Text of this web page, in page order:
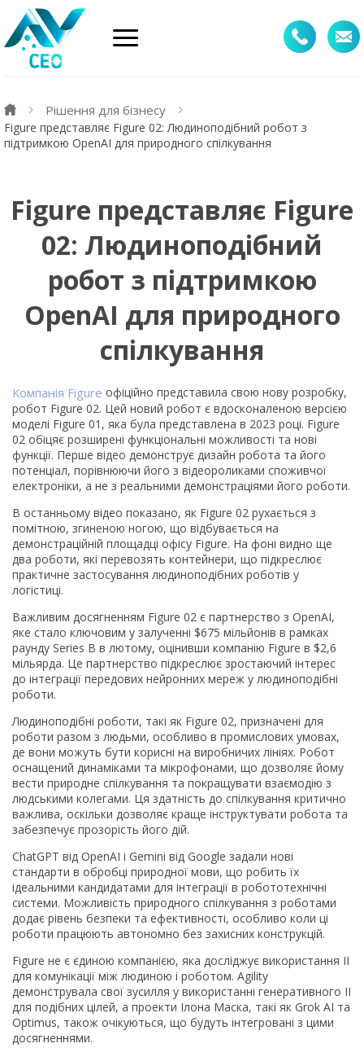
Рішення для бізнесу
Figure представляє Figure 02: Людиноподібний робот з
підтримкою OpenAI для природного спілкування
Figure представляє Figure
02: Людиноподібний
робот з підтримкою
OpenAI для природного
спілкування
Компанія Figure офіційно представила свою нову розробку,
робот Figure 02. Цей новий робот є вдосконаленою версією
моделі Figure 01, яка була представлена в 2023 році. Figure
02 обіцяє розширені функціональні можливості та нові
функції. Перше відео демонструє дизайн робота та його
потенціал, порівнюючи його з відеороликами споживчої
електроніки, а не з реальними демонстраціями його роботи.
В останньому відео показано, як Figure 02 рухається з
помітною, згиненою ногою, що відбувається на
демонстраційній площадці офісу Figure. На фоні видно ще
два роботи, які перевозять контейнери, що підкреслює
практичне застосування людиноподібних роботів у
логістиці.
Важливим досягненням Figure 02 є партнерство з OpenAI,
яке стало ключовим у залученні $675 мільйонів в рамках
раунду Series B в лютому, оцінивши компанію Figure в $2,6
мільярда. Це партнерство підкреслює зростаючий інтерес
до інтеграції передових нейронних мереж у людиноподібні
роботи.
Людиноподібні роботи, такі як Figure 02, призначені для
роботи разом з людьми, особливо в промислових умовах,
де вони можуть бути корисні на виробничих лініях. Робот
оснащений динаміками та мікрофонами, що дозволяє йому
вести природне спілкування та покращувати взаємодію з
людськими колегами. Ця здатність до спілкування критично
важлива, оскільки дозволяє краще інструктувати робота та
забезпечує прозорість його дій.
ChatGPT від OpenAI і Gemini від Google задали нові
стандарти в обробці природної мови, що робить їх
ідеальними кандидатами для інтеграції в робототехнічні
системи. Можливість природного спілкування з роботами
додає рівень безпеки та ефективності, особливо коли ці
роботи працюють автономно без захисних конструкцій.
Figure не є єдиною компанією, яка досліджує використання ІІ
для комунікації між людиною і роботом. Agility
демонструвала свої зусилля у використанні генеративного ІІ
для подібних цілей, а проекти Ілона Маска, такі як Grok AI та
Optimus, також очікуються, що будуть інтегровані з цими
досягненнями.